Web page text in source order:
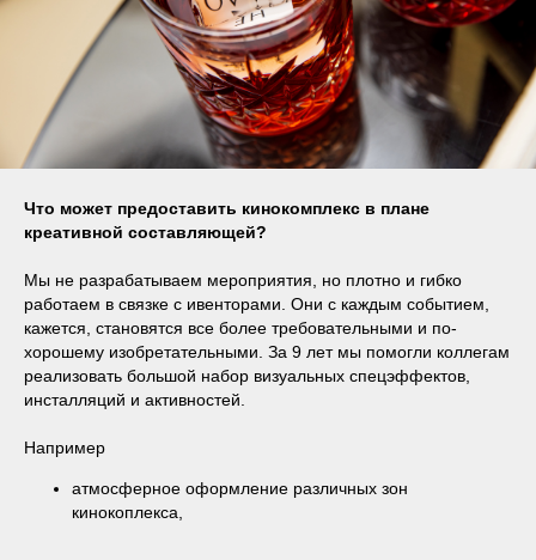
Что может предоставить кинокомплекс в плане
креативной составляющей?
Мы не разрабатываем мероприятия, но плотно и гибко
работаем в связке с ивенторами. Они с каждым событием,
кажется, становятся все более требовательными и по-
хорошему изобретательными. За 9 лет мы помогли коллегам
реализовать большой набор визуальных спецэффектов,
инсталляций и активностей.
Например
атмосферное оформление различных зон
кинокоплекса,